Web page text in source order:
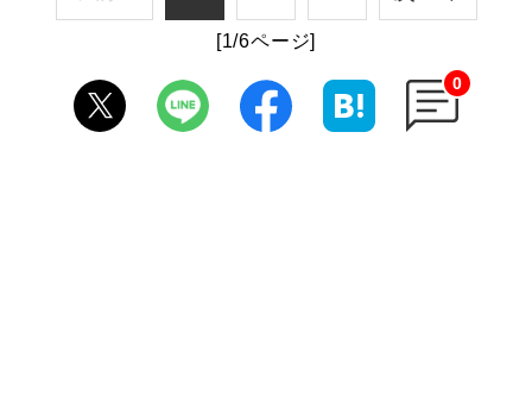
[1/6ページ]
0